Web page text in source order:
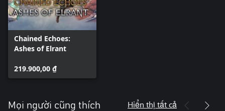
Chained Echoes:
Ashes of Elrant
219.900,00 ₫
Mọi người cũng thích Hiển thị tất cả